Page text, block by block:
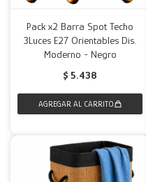
Pack x2 Barra Spot Techo
3Luces E27 Orientables Dis.
Moderno - Negro
$ 5.438